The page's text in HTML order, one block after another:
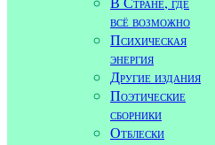
всё возможно
Психическая
энергия
Другие издания
Поэтические
сборники
Отблески